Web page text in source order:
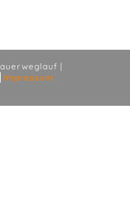
|
Impressum